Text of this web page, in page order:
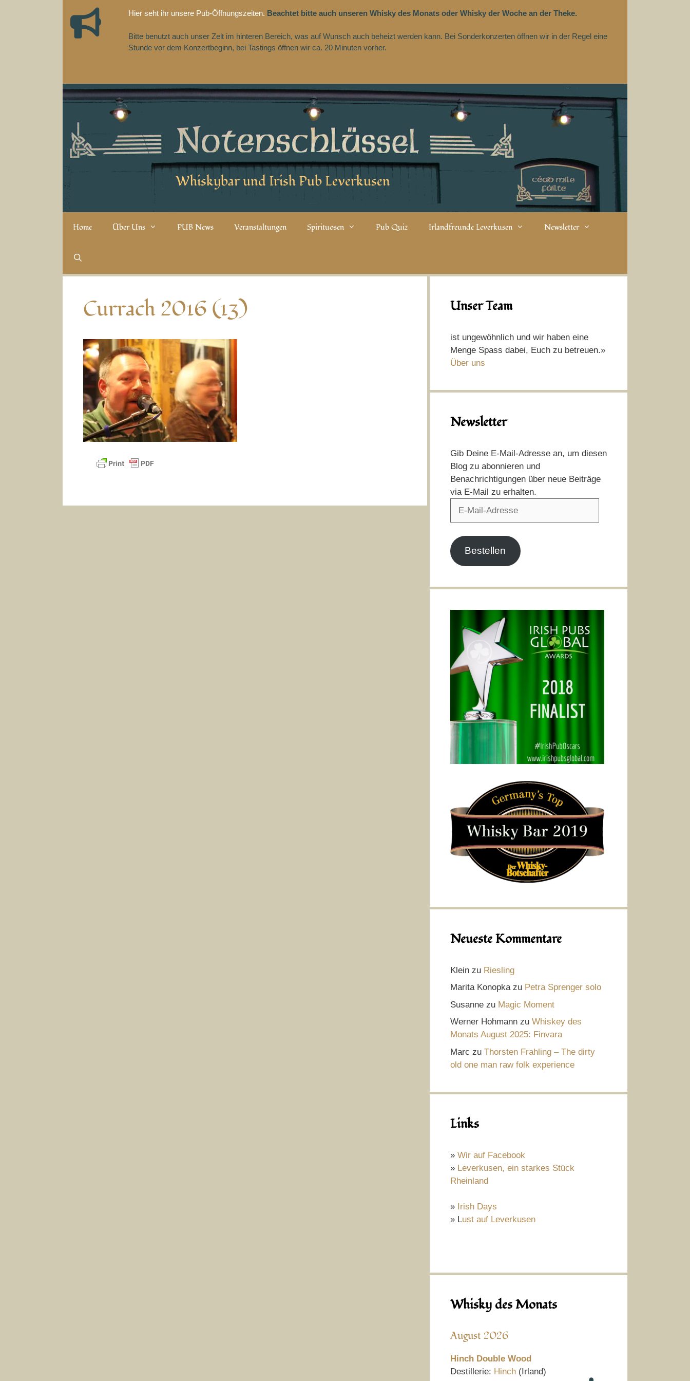
Hier seht ihr unsere Pub-Öffnungszeiten. Beachtet bitte auch unseren Whisky des Monats oder Whisky der Woche an der Theke.
Bitte benutzt auch unser Zelt im hinteren Bereich, was auf Wunsch auch beheizt werden kann. Bei Sonderkonzerten öffnen wir in der Regel eine
Stunde vor dem Konzertbeginn, bei Tastings öffnen wir ca. 20 Minuten vorher.
Whiskybar und Irish Pub Leverkusen
Home Über Uns PUB News Veranstaltungen Spirituosen Pub Quiz Irlandfreunde Leverkusen Newsletter
Currach 2016 (13) Unser Team
ist ungewöhnlich und wir haben eine
Menge Spass dabei, Euch zu betreuen.»
Über uns
Newsletter
Gib Deine E-Mail-Adresse an, um diesen
Blog zu abonnieren und
Benachrichtigungen über neue Beiträge
via E-Mail zu erhalten.
Bestellen
Neueste Kommentare
Klein zu Riesling
Marita Konopkazu Petra Sprenger solo
Susanne zu Magic Moment
Werner Hohmann zu Whiskey des
Monats August 2025: Finvara
Marc zu Thorsten Frahling – The dirty
old one man raw folk experience
Links
» Wir auf Facebook
» Leverkusen, ein starkes Stück
Rheinland
» Irish Days
» Lust auf Leverkusen
Whisky des Monats
August 2026
Hinch Double Wood
Destillerie: Hinch (Irland)